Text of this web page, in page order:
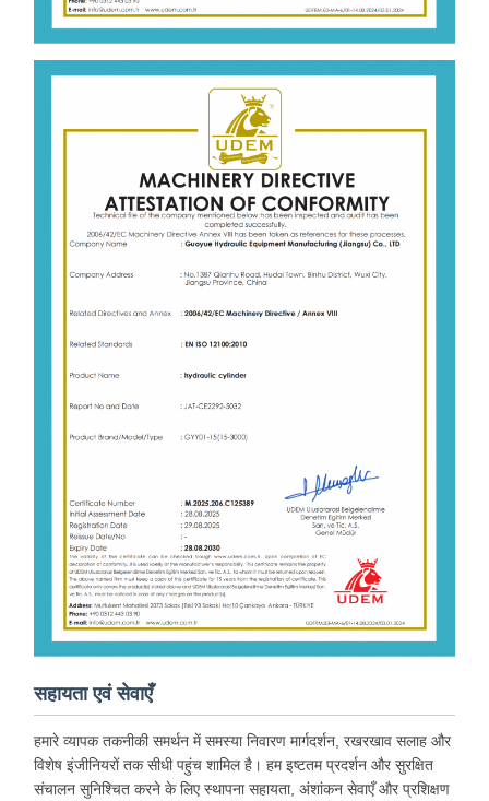
सहायता एवं सेवाएँ
हमारे व्यापक तकनीकी समर्थन में समस्या निवारण मार्गदर्शन, रखरखाव सलाह और
विशेष इंजीनियरों तक सीधी पहुंच शामिल है। हम इष्टतम प्रदर्शन और सुरक्षित
संचालन सुनिश्चित करने के लिए स्थापना सहायता, अंशांकन सेवाएँ और प्रशिक्षण